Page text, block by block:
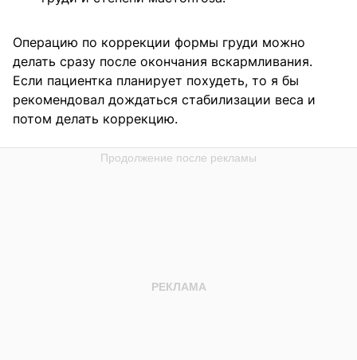
Операцию по коррекции формы груди можно
делать сразу после окончания вскармливания.
Если пациентка планирует похудеть, то я бы
рекомендовал дождаться стабилизации веса и
потом делать коррекцию.